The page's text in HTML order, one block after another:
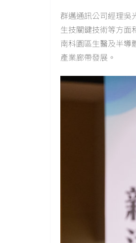
群邁通訊公司經理吳
生技關鍵技術等方面
南科園區生醫及半導
產業廊帶發展。